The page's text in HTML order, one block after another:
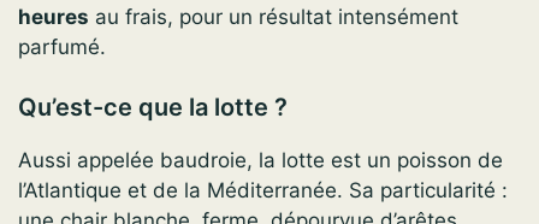
heures au frais, pour un résultat intensément
parfumé.
Qu’est-ce que la lotte ?
Aussi appelée baudroie, la lotte est un poisson de
l’Atlantique et de la Méditerranée. Sa particularité :